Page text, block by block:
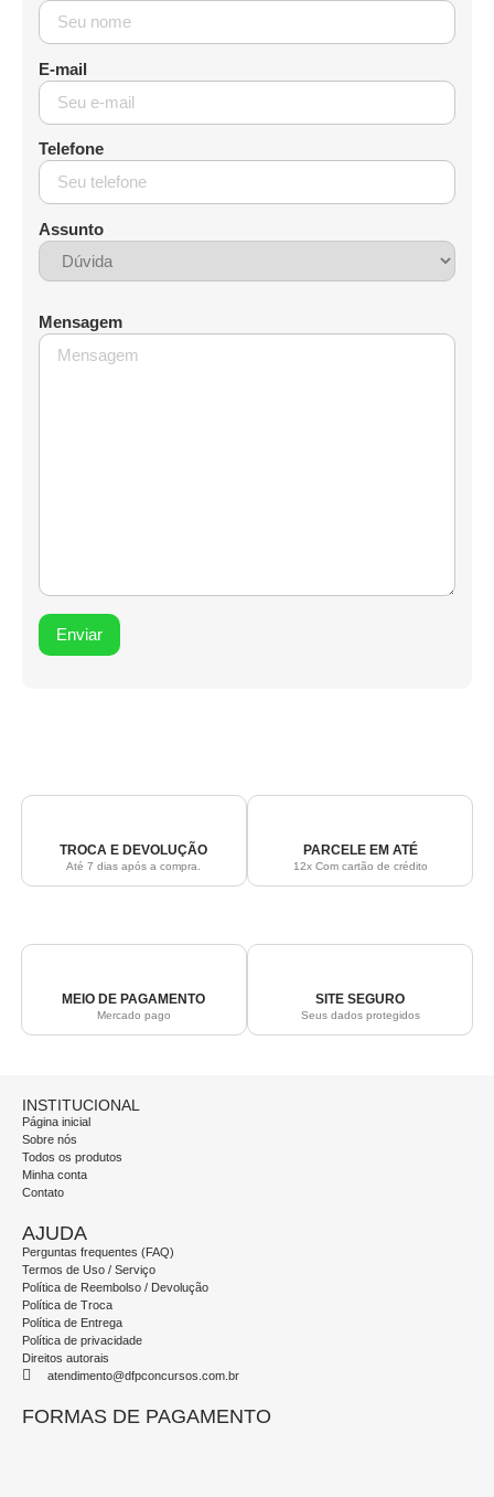
E-mail
Telefone
Assunto
Mensagem
TROCA E DEVOLUÇÃO
Até 7 dias após a compra.
PARCELE EM ATÉ
12x Com cartão de crédito
MEIO DE PAGAMENTO
Mercado pago
SITE SEGURO
Seus dados protegidos
INSTITUCIONAL
Página inicial
Sobre nós
Todos os produtos
Minha conta
Contato
AJUDA
Perguntas frequentes (FAQ)
Termos de Uso / Serviço
Política de Reembolso / Devolução
Política de Troca
Política de Entrega
Política de privacidade
Direitos autorais
atendimento@dfpconcursos.com.br
FORMAS DE PAGAMENTO